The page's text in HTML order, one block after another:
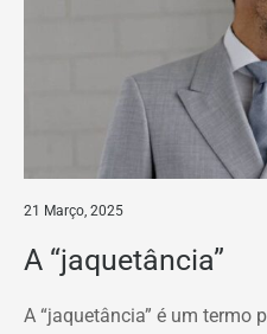
21 Março, 2025
A “jaquetância”
A “jaquetância” é um termo